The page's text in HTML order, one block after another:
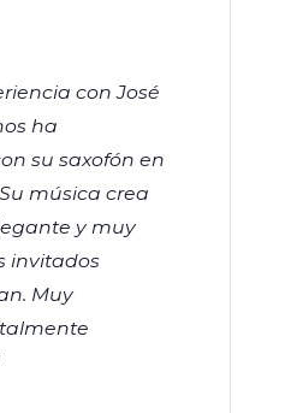
con José
ha
su saxofón en
música crea
y muy
invitados
Muy